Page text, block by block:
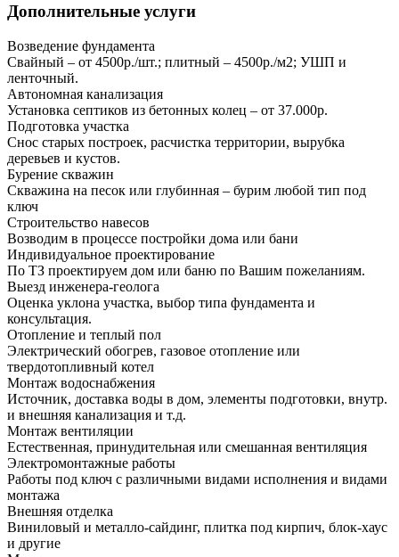
Дополнительные услуги
Возведение фундамента
Свайный – от 4500р./шт.; плитный – 4500р./м2; УШП и
ленточный.
Автономная канализация
Установка септиков из бетонных колец – от 37.000р.
Подготовка участка
Снос старых построек, расчистка территории, вырубка
деревьев и кустов.
Бурение скважин
Скважина на песок или глубинная – бурим любой тип под
ключ
Строительство навесов
Возводим в процессе постройки дома или бани
Индивидуальное проектирование
По ТЗ проектируем дом или баню по Вашим пожеланиям.
Выезд инженера-геолога
Оценка уклона участка, выбор типа фундамента и
консультация.
Отопление и теплый пол
Электрический обогрев, газовое отопление или
твердотопливный котел
Монтаж водоснабжения
Источник, доставка воды в дом, элементы подготовки, внутр.
и внешняя канализация и т.д.
Монтаж вентиляции
Естественная, принудительная или смешанная вентиляция
Электромонтажные работы
Работы под ключ с различными видами исполнения и видами
монтажа
Внешняя отделка
Виниловый и металло-сайдинг, плитка под кирпич, блок-хаус
и другие